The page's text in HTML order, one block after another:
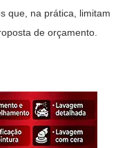
que, na prática, limitam
de orçamento.